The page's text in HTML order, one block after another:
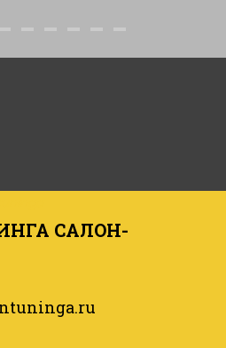
САЛОН-